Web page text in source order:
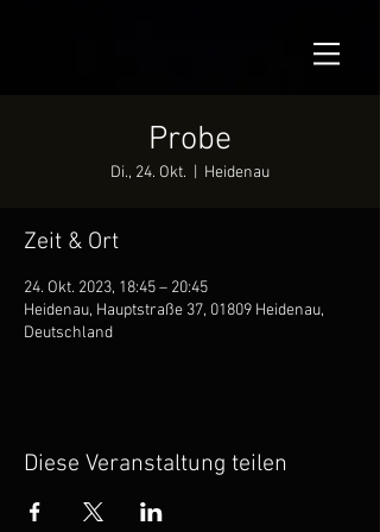
Probe
Di., 24. Okt. Heidenau
Zeit & Ort
24. Okt. 2023, 18:45 – 20:45
Heidenau, Hauptstraße 37, 01809 Heidenau,
Deutschland
Diese Veranstaltung teilen